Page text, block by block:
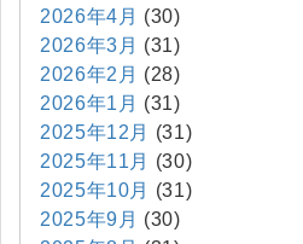
2026年4月 (30)
2026年3月 (31)
2026年2月 (28)
2026年1月 (31)
2025年12月
(31)
2025年11月
(30)
2025年10月
(31)
2025年9月 (30)